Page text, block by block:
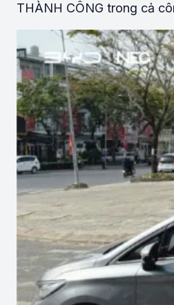
THÀNH CÔNG trong cả